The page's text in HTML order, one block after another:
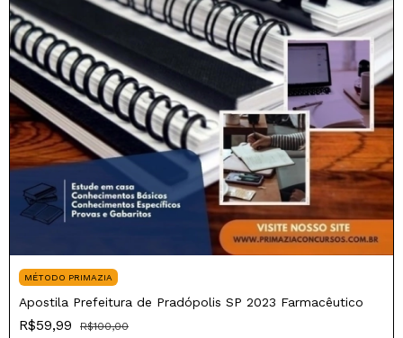
MÉTODO PRIMAZIA
Apostila Prefeitura de Pradópolis SP 2023 Farmacêutico
R$59,99
R$100,00